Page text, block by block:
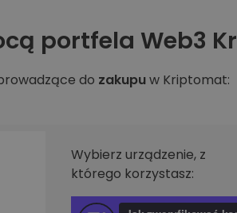
nagrody za swoje
zaplanowane
Alerty
portfela Web3
do zakupuw Kriptomat:
Wybierz urządzenie, z
którego korzystasz: